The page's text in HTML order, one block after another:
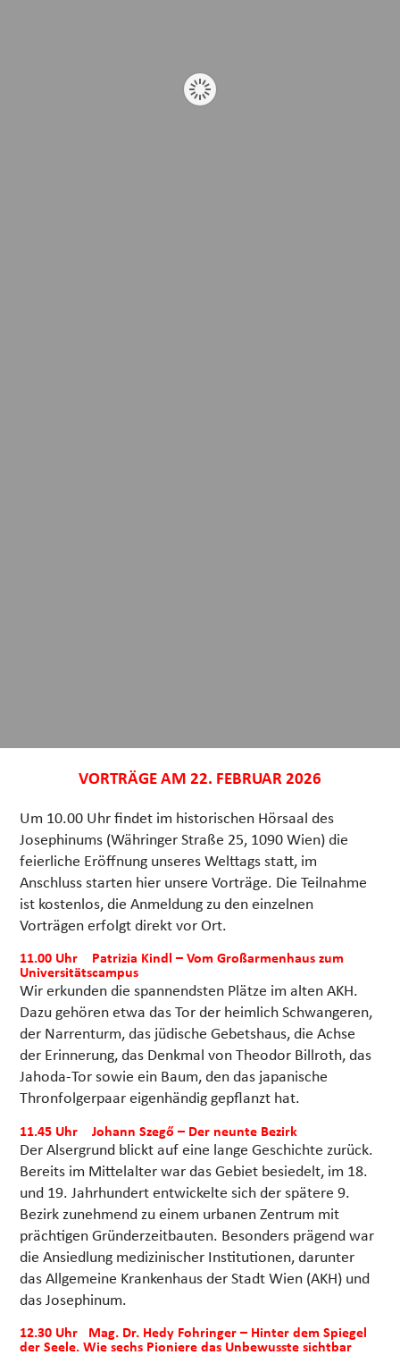
VORTRÄGE AM 22. FEBRUAR 2026
Um 10.00 Uhr findet im historischen Hörsaal des
Josephinums (Währinger Straße 25, 1090 Wien) die
feierliche Eröffnung unseres Welttags statt, im
Anschluss starten hier unsere Vorträge. Die Teilnahme
ist kostenlos, die Anmeldung zu den einzelnen
Vorträgen erfolgt direkt vor Ort.
11.00 Uhr Patrizia Kindl – Vom Großarmenhaus zum
Universitätscampus
Wir erkunden die spannendsten Plätze im alten AKH.
Dazu gehören etwa das Tor der heimlich Schwangeren,
der Narrenturm, das jüdische Gebetshaus, die Achse
der Erinnerung, das Denkmal von Theodor Billroth, das
Jahoda-Tor sowie ein Baum, den das japanische
Thronfolgerpaar eigenhändig gepflanzt hat.
11.45 Uhr Johann Szegő – Der neunte Bezirk
Der Alsergrund blickt auf eine lange Geschichte zurück.
Bereits im Mittelalter war das Gebiet besiedelt, im 18.
und 19. Jahrhundert entwickelte sich der spätere 9.
Bezirk zunehmend zu einem urbanen Zentrum mit
prächtigen Gründerzeitbauten. Besonders prägend war
die Ansiedlung medizinischer Institutionen, darunter
das Allgemeine Krankenhaus der Stadt Wien (AKH) und
das Josephinum.
12.30 Uhr Mag. Dr. Hedy Fohringer – Hinter dem Spiegel
der Seele. Wie sechs Pioniere das Unbewusste sichtbar